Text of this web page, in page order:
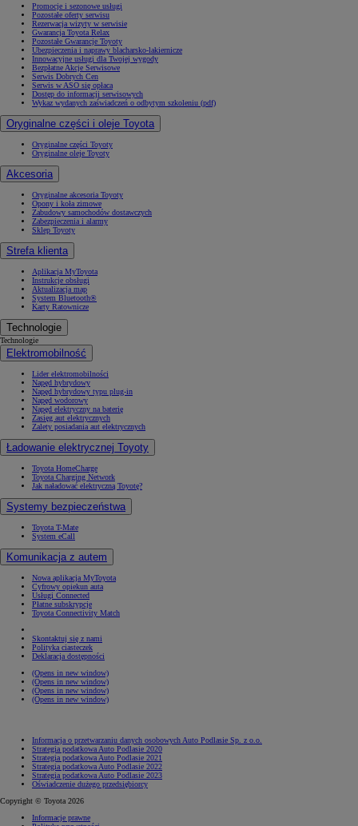
Promocje i sezonowe usługi
Pozostałe oferty serwisu
Rezerwacja wizyty w serwisie
Gwarancja Toyota Relax
Pozostałe Gwarancje Toyoty
Ubezpieczenia i naprawy blacharsko-lakiernicze
Innowacyjne usługi dla Twojej wygody
Bezpłatne Akcje Serwisowe
Serwis Dobrych Cen
Serwis w ASO się opłaca
Dostęp do informacji serwisowych
Wykaz wydanych zaświadczeń o odbytym szkoleniu (pdf)
Oryginalne części i oleje Toyota
Oryginalne części Toyoty
Oryginalne oleje Toyoty
Akcesoria
Oryginalne akcesoria Toyoty
Opony i koła zimowe
Zabudowy samochodów dostawczych
Zabezpieczenia i alarmy
Sklep Toyoty
Strefa klienta
Aplikacja MyToyota
Instrukcje obsługi
Aktualizacja map
System Bluetooth®
Karty Ratownicze
Technologie
Technologie
Elektromobilność
Lider elektromobilności
Napęd hybrydowy
Napęd hybrydowy typu plug-in
Napęd wodorowy
Napęd elektryczny na baterię
Zasięg aut elektrycznych
Zalety posiadania aut elektrycznych
Ładowanie elektrycznej Toyoty
Toyota HomeCharge
Toyota Charging Network
Jak naładować elektryczną Toyotę?
Systemy bezpieczeństwa
Toyota T-Mate
System eCall
Komunikacja z autem
Nowa aplikacja MyToyota
Cyfrowy opiekun auta
Usługi Connected
Płatne subskrypcje
Toyota Connectivity Match
Skontaktuj się z nami
Polityka ciasteczek
Deklaracja dostępności
(Opens in new window)
(Opens in new window)
(Opens in new window)
(Opens in new window)
Informacja o przetwarzaniu danych osobowych Auto Podlasie Sp. z o.o.
Strategia podatkowa Auto Podlasie 2020
Strategia podatkowa Auto Podlasie 2021
Strategia podatkowa Auto Podlasie 2022
Strategia podatkowa Auto Podlasie 2023
Oświadczenie dużego przedsiębiorcy
Copyright © Toyota 2026
Informacje prawne